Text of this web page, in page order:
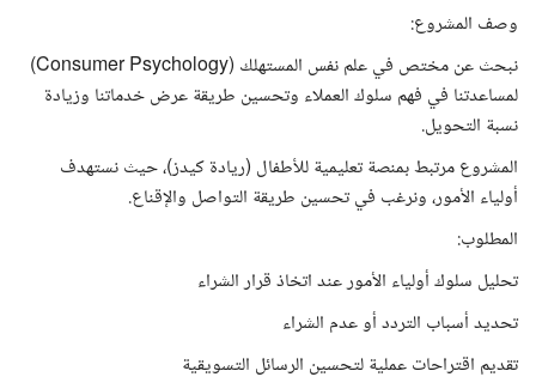
وصف المشروع:
نبحث عن مختص في علم نفس المستهلك (Consumer Psychology)
لمساعدتنا في فهم سلوك العملاء وتحسين طريقة عرض خدماتنا وزيادة
نسبة التحويل.
المشروع مرتبط بمنصة تعليمية للأطفال (ريادة كيدز)، حيث نستهدف
أولياء الأمور، ونرغب في تحسين طريقة التواصل والإقناع.
المطلوب:
تحليل سلوك أولياء الأمور عند اتخاذ قرار الشراء
تحديد أسباب التردد أو عدم الشراء
تقديم اقتراحات عملية لتحسين الرسائل التسويقية